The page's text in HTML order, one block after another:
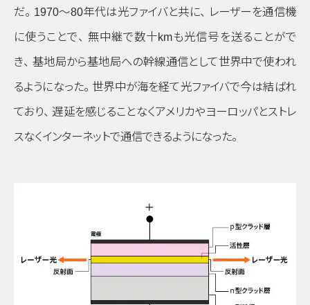
だ。 1970〜80年代は光ファイバと共に、
レーザーを通信機
に使うことで、 無中継で数十kmも光信号を送ることがで
き、 基地局から基地局への幹線通信として世界中で使われ
るようになった。 世界中が海を経て光ファイバで今は結ばれ
ており、 遅延を感じることなくアメリカやヨーロッパとストレ
スなくインターネットで通信できるようになった。